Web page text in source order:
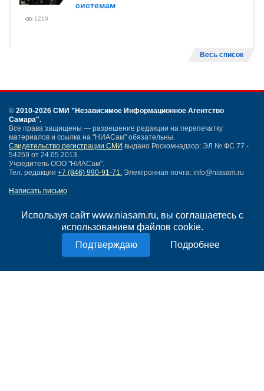
Используя сайт www.niasam.ru, вы соглашаетесь с
использованием файлов cookie.
Подробнее
системам
1219
Весь список
© 2010-2026 СМИ "Независимое Информационное Агентство
Самара".
Все права защищены — разрешение редакции на перепечатку
материалов и ссылка на "НИАСам" обязательны.
Свидетельство регистрации СМИ выдано Роскомнадзор: ЭЛ № ФС 77 -
54259 от 24.05.2013.
Учредитель ООО "НИАСам".
Тел. редакции +7 (846) 990-91-71. Электронная почта: info@niasam.ru
Написать письмо
Нашли ошибку?
Политика конфиденциальности